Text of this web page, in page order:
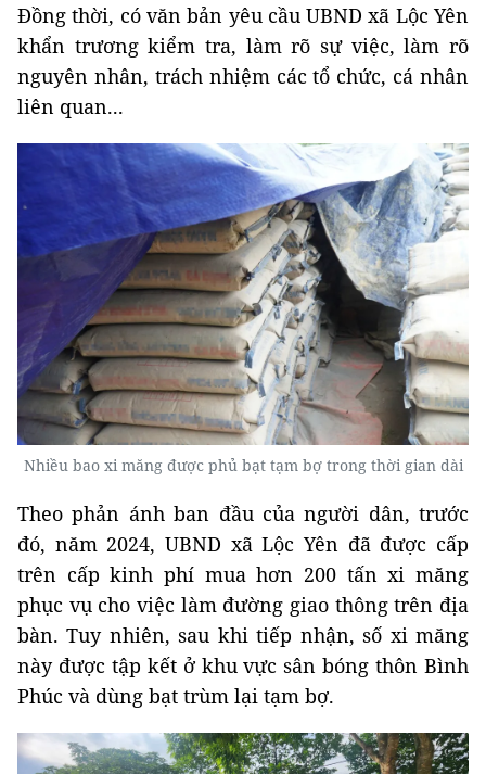
Đồng thời, có văn bản yêu cầu UBND xã Lộc Yên
khẩn trương kiểm tra, làm rõ sự việc, làm rõ
nguyên nhân, trách nhiệm các tổ chức, cá nhân
liên quan...
Nhiều bao xi măng được phủ bạt tạm bợ trong thời gian dài
Theo phản ánh ban đầu của người dân, trước
đó, năm 2024, UBND xã Lộc Yên đã được cấp
trên cấp kinh phí mua hơn 200 tấn xi măng
phục vụ cho việc làm đường giao thông trên địa
bàn. Tuy nhiên, sau khi tiếp nhận, số xi măng
này được tập kết ở khu vực sân bóng thôn Bình
Phúc và dùng bạt trùm lại tạm bợ.